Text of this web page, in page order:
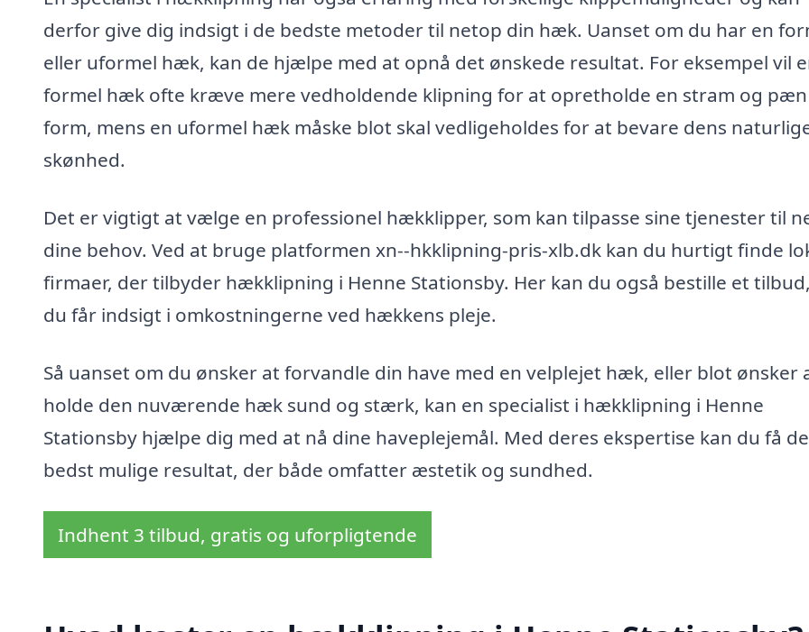
derfor give dig indsigt i de bedste metoder til netop din hæk. Uanset om du har en
eller uformel hæk, kan de hjælpe med at opnå det ønskede resultat. For eksempel vil
formel hæk ofte kræve mere vedholdende klipning for at opretholde en stram og pæn
form, mens en uformel hæk måske blot skal vedligeholdes for at bevare dens
skønhed.
Det er vigtigt at vælge en professionel hækklipper, som kan tilpasse sine tjenester til
dine behov. Ved at bruge platformen xn--hkklipning-pris-xlb.dk kan du hurtigt finde
firmaer, der tilbyder hækklipning i Henne Stationsby. Her kan du også bestille et
du får indsigt i omkostningerne ved hækkens pleje.
Så uanset om du ønsker at forvandle din have med en velplejet hæk, eller blot ønsker
holde den nuværende hæk sund og stærk, kan en specialist i hækklipning i Henne
Stationsby hjælpe dig med at nå dine haveplejemål. Med deres ekspertise kan du få
bedst mulige resultat, der både omfatter æstetik og sundhed.
Indhent 3 tilbud, gratis og uforpligtende